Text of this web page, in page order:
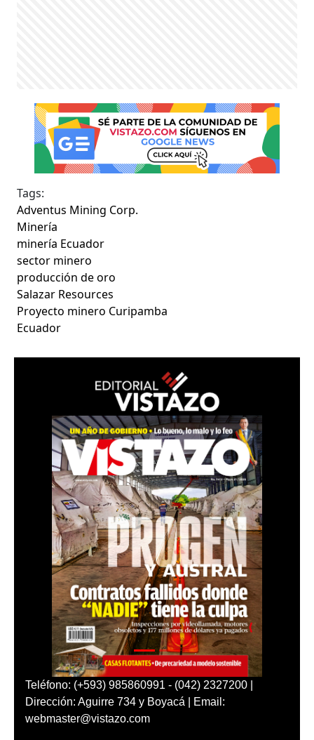
Tags:
Adventus Mining Corp.
Minería
minería Ecuador
sector minero
producción de oro
Salazar Resources
Proyecto minero Curipamba
Ecuador
Teléfono: (+593) 985860991 - (042) 2327200 |
Dirección: Aguirre 734 y Boyacá | Email:
webmaster@vistazo.com